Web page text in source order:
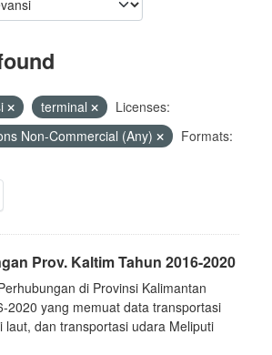
terminal
Licenses:
Non-Commercial (Any)
Formats:
Prov. Kaltim Tahun 2016-2020
di Provinsi Kalimantan
2020 yang memuat data transportasi
laut, dan transportasi udara Meliputi